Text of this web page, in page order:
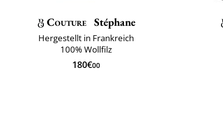
Couture Stéphane
Hergestellt in Frankreich
100% Wollfilz
180€00